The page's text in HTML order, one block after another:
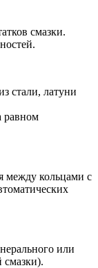
смазки.
стали, латуни
равном
между кольцами с
или
смазки).